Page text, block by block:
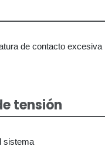
de contacto excesiva
tensión
sistema